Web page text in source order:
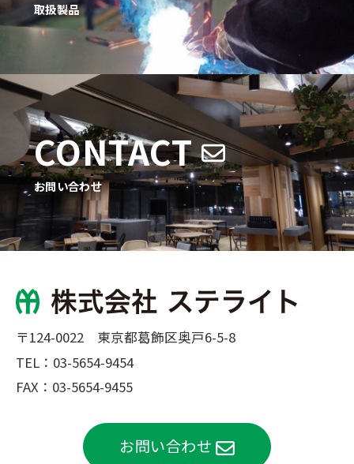
取扱製品
CONTACT
お問い合わせ
〒124-0022 東京都葛飾区奥戸6-5-8
TEL： 03-5654-9454
FAX：03-5654-9455
お問い合わせ